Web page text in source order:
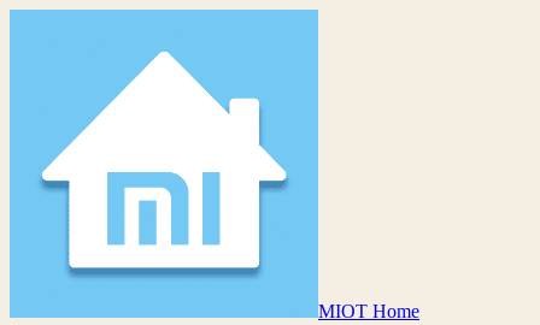
MIOT Home